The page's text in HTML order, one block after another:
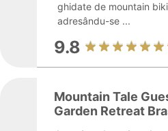
ghidate de mountain
adresându-se ...
9.8
Mountain Tale
Garden Retreat